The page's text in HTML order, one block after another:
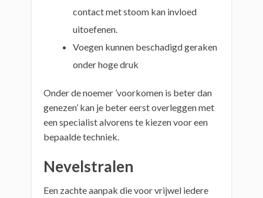
contact met stoom kan invloed
uitoefenen.
Voegen kunnen beschadigd geraken
onder hoge druk
Onder de noemer ’voorkomen is beter dan
genezen’ kan je beter eerst overleggen met
een specialist alvorens te kiezen voor een
bepaalde techniek.
Nevelstralen
Een zachte aanpak die voor vrijwel iedere